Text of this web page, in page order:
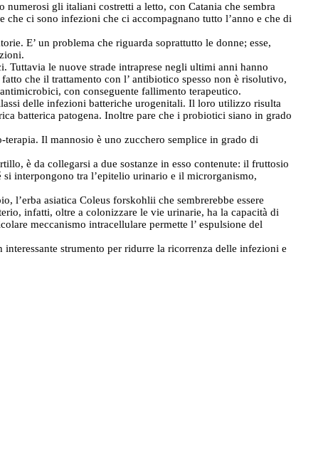
gli italiani costretti a letto, con Catania che sembra
che ci sono infezioni che ci accompagnano tutto l’anno e che di
E’ un problema che riguarda soprattutto le donne; esse,
le nuove strade intraprese negli ultimi anni hanno
che il trattamento con l’ antibiotico spesso non è risolutivo,
con conseguente fallimento terapeutico.
delle infezioni batteriche urogenitali. Il loro utilizzo risulta
batterica patogena. Inoltre pare che i probiotici siano in grado
Il mannosio è uno zucchero semplice in grado di
è da collegarsi a due sostanze in esso contenute: il fruttosio
interpongono tra l’epitelio urinario e il microrganismo,
l’erba asiatica Coleus forskohlii che sembrerebbe essere
infatti, oltre a colonizzare le vie urinarie, ha la capacità di
meccanismo intracellulare permette l’ espulsione del
strumento per ridurre la ricorrenza delle infezioni e